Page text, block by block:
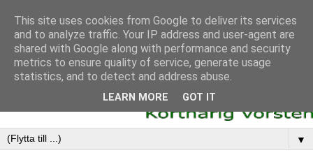
▼
This site uses cookies from Google to deliver its services
and to analyze traffic. Your IP address and user-agent are
shared with Google along with performance and security
metrics to ensure quality of service, generate usage
statistics, and to detect and address abuse.
LEARN MORE GOT IT